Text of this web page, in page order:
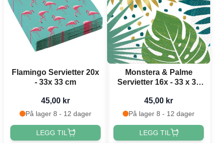
Flamingo Servietter 20x
- 33x 33 cm
45,00 kr
På lager 8 - 12 dager
LEGG TIL
Monstera & Palme
Servietter 16x - 33 x 33
45,00 kr
På lager 8 - 12 dager
LEGG TIL